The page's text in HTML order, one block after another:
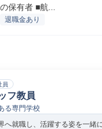
保有者 ■航...
退職金あり
員
フ教員
る専門学校
へ就職し、活躍する姿を一緒